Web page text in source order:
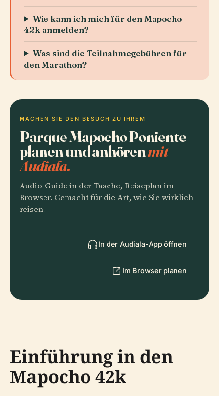
Wie kann ich mich für den Mapocho
42k anmelden?
Was sind die Teilnahmegebühren für
den Marathon?
MACHEN SIE DEN BESUCH ZU IHREM
Parque Mapocho Poniente
planen und anhörenmit
Audiala.
Audio-Guide in der Tasche, Reiseplan im
Browser. Gemacht für die Art, wie Sie wirklich
reisen.
In der Audiala-App öffnen
Im Browser planen
Einführung in den
Mapocho 42k